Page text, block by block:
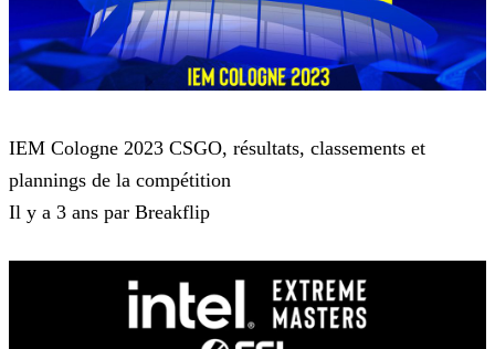
IEM Cologne 2023 CSGO, résultats, classements et
plannings de la compétition
Il y a 3 ans par Breakflip